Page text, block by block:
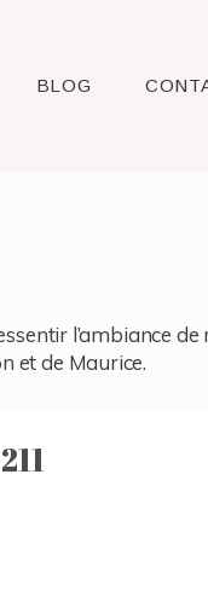
BLOG
l’ambiance de
et de Maurice.